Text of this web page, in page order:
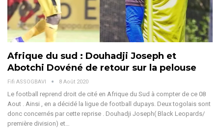
Afrique du sud : Douhadji Joseph et
Abotchi Dovéné de retour sur la pelouse
Fifi ASSOGBAVI 8 Août 2020
Le football reprend droit de cité en Afrique du Sud à compter de ce 08
Aout . Ainsi , en a décidé la ligue de football dupays. Deux togolais sont
donc concernés par cette reprise . Douhadji Joseph( Black Leopards/
première division) et…